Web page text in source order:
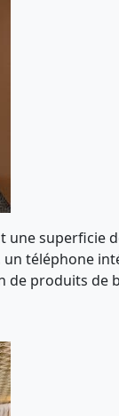
superficie
un téléphone
de produits de